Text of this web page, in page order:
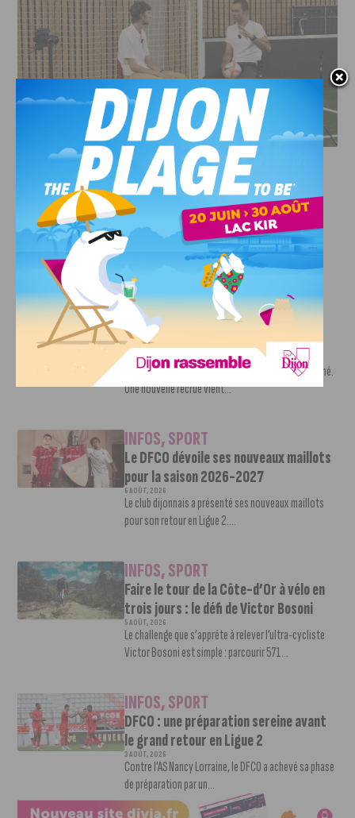
DFCO : RENCONTRE AVEC PIERRE-HENRI DEBALLON,
L’ARTISAN DE LA MONTÉE EN LIGUE 2
INFOS, SPORT
DFCO : Rencontre avec Pierre-Henri
Deballon, l’artisan de la montée en
Ligue 2
7 AOÛT, 2026
Le DFCO est de retour en Ligue 2 après trois ans
d’absence. La saison...
INFOS,SPORT
Nouvelle arrivée à la JDA Basket,
Shevon Thompson est dijonnais
7 AOÛT, 2026
Le mercato estival de la JDA n’est pas encore terminé.
Une nouvelle recrue vient...
INFOS,SPORT
Le DFCO dévoile ses nouveaux maillots
pour la saison 2026-2027
6 AOÛT, 2026
Le club dijonnais a présenté ses nouveaux maillots
pour son retour en Ligue 2....
INFOS,SPORT
Faire le tour de la Côte-d’Or à vélo en
trois jours : le défi de Victor Bosoni
5 AOÛT, 2026
Le challenge que s’apprête à relever l’ultra-cycliste
Victor Bosoni est simple : parcourir 571...
INFOS,SPORT
DFCO : une préparation sereine avant
le grand retour en Ligue 2
3 AOÛT, 2026
Contre l’AS Nancy Lorraine, le DFCO a achevé sa phase
de préparation par un...